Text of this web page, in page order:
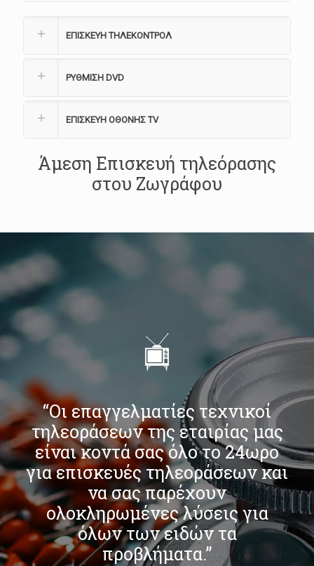
ΕΠΙΣΚΕΥΗ ΤΗΛΕΚΟΝΤΡΟΛ
ΡΥΘΜΙΣΗ DVD
ΕΠΙΣΚΕΥΗ ΟΘΟΝΗΣ TV
Άμεση Επισκευή τηλεόρασης
στου Ζωγράφου
“Οι επαγγελματίες τεχνικοί
τηλεοράσεων της εταιρίας μας
είναι κοντά σας όλο το 24ωρο
για επισκευές τηλεοράσεων και
να σας παρέχουν
ολοκληρωμένες λύσεις για
όλων των ειδών τα
προβλήματα.”